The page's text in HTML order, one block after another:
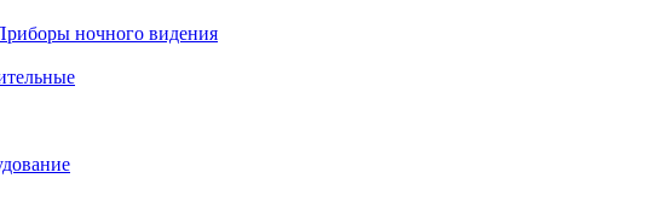
ночного видения